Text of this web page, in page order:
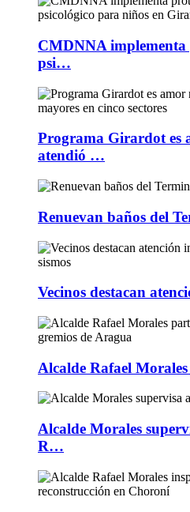
CMDNNA implementa
psi…
Programa Girardot es
atendió …
Renuevan baños del
Vecinos destacan
Alcalde Rafael
Alcalde Morales
R…